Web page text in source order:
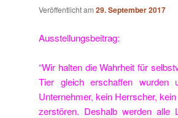
Veröffentlicht am 29. September 2017
Ausstellungsbeitrag:
“Wir halten die Wahrheit für
Tier gleich erschaffen wurden
Unternehmer, kein Herrscher,
zerstören. Deshalb werden alle